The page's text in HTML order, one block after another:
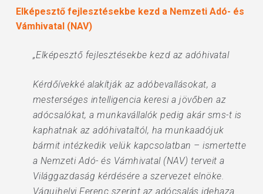
Elképesztő fejlesztésekbe kezd a Nemzeti Adó- és
Vámhivatal (NAV)
„Elképesztő fejlesztésekbe kezd az adóhivatal
Kérdőívekké alakítják az adóbevallásokat, a
mesterséges intelligencia keresi a jövőben az
adócsalókat, a munkavállalók pedig akár sms-t is
kaphatnak az adóhivataltól, ha munkaadójuk
bármit intézkedik velük kapcsolatban – ismertette
a Nemzeti Adó- és Vámhivatal (NAV) terveit a
Világgazdaság kérdésére a szervezet elnöke.
Vágujhelyi Ferenc szerint az adócsalás idehaza